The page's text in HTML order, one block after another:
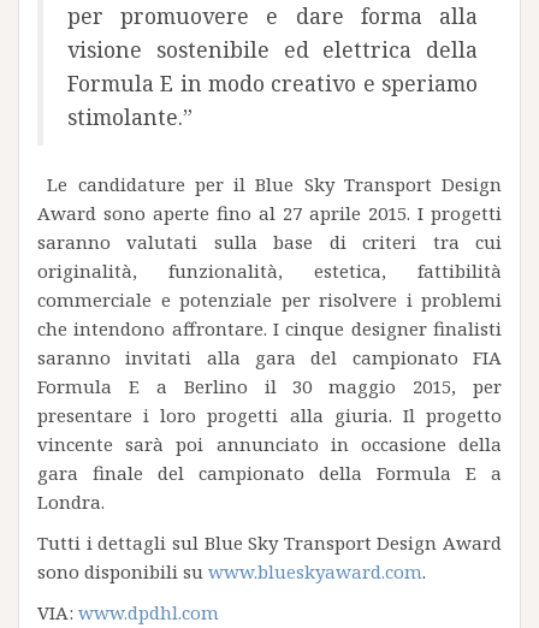
per promuovere e dare forma alla
visione sostenibile ed elettrica della
Formula E in modo creativo e speriamo
stimolante.”
Le candidature per il Blue Sky Transport Design
Award sono aperte fino al 27 aprile 2015. I progetti
saranno valutati sulla base di criteri tra cui
originalità, funzionalità, estetica, fattibilità
commerciale e potenziale per risolvere i problemi
che intendono affrontare. I cinque designer finalisti
saranno invitati alla gara del campionato FIA
Formula E a Berlino il 30 maggio 2015, per
presentare i loro progetti alla giuria. Il progetto
vincente sarà poi annunciato in occasione della
gara finale del campionato della Formula E a
Londra.
Tutti i dettagli sul Blue Sky Transport Design Award
sono disponibili su www.blueskyaward.com.
VIA: www.dpdhl.com